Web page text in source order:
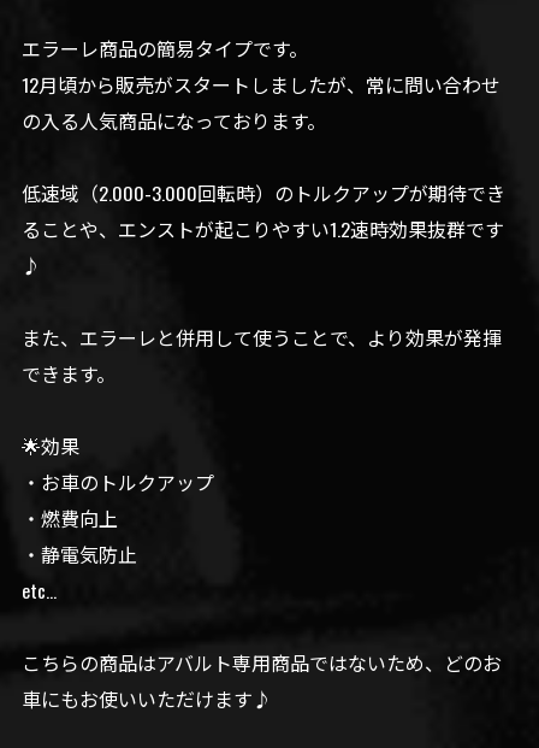
エラーレ商品の簡易タイプです。
12月頃から販売がスタートしましたが、常に問い合わせ
の入る人気商品になっております。
低速域（2.000-3.000回転時）のトルクアップが期待でき
ることや、エンストが起こりやすい1.2速時効果抜群です
♪
また、エラーレと併用して使うことで、より効果が発揮
できます。
🌟効果
・お車のトルクアップ
・燃費向上
・静電気防止
etc…
こちらの商品はアバルト専用商品ではないため、どのお
車にもお使いいただけます♪